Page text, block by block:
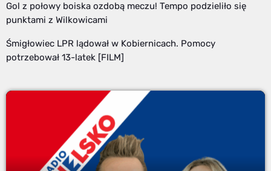
Gol z połowy boiska ozdobą meczu! Tempo podzieliło się
punktami z Wilkowicami
Śmigłowiec LPR lądował w Kobiernicach. Pomocy
potrzebował 13-latek [FILM]